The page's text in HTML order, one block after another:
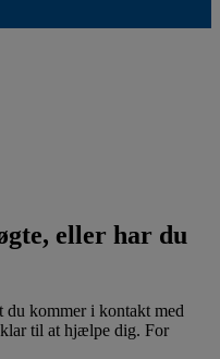
eller har du
du kommer i kontakt med
klar til at hjælpe dig. For